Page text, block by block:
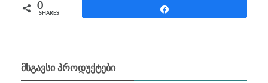
0
SHARES
ᲛᲡᲒᲐᲕᲡᲘ ᲞᲠᲝᲓᲣᲥᲢᲔᲑᲘ